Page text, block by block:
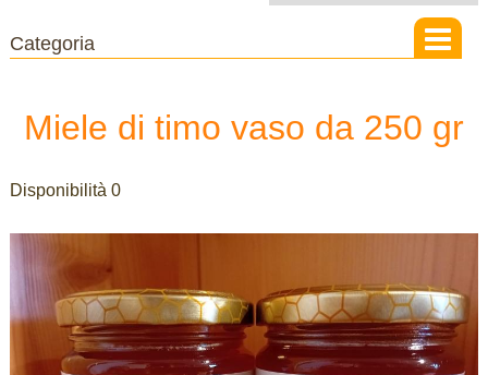
Miele di timo vaso da 250 gr
Disponibilità 0